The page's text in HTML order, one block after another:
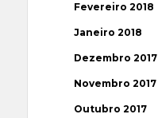
Fevereiro 2018
Janeiro 2018
Dezembro 2017
Novembro 2017
Outubro 2017